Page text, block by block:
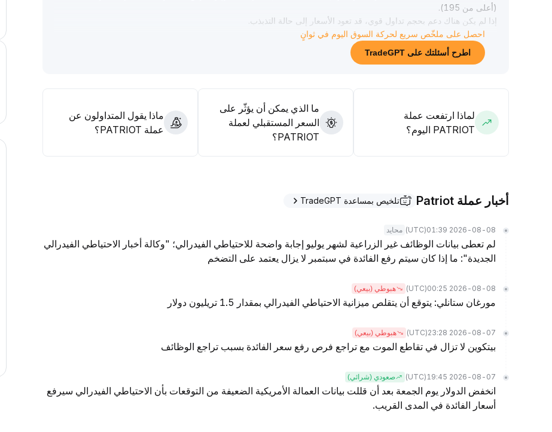
(أعلى من 195)
.
إذا لم يكن هناك دعم بحجم تداول قوي، قد تعود الأسعار إلى حالة التذبذب
يُنصح متداولو الموجات بالتحلي بالمرونة ووضع حدود صارمة للخسارة؛ وعلى مستثمري المدى المتوسط والطويل التركيز على
بناء المراكز تدريجيًا وجني الأرباح بشكل ديناميكي، وتعزيز إدارة المخاطر لمواجهة تقلبات وتراجعات السوق
احصل على ملخّص سريع لحركة السوق اليوم في ثوانٍ
اطرح أسئلتك على TradeGPT
لماذا ارتفعت عملة
PATRIOT اليوم؟
ما الذي يمكن أن يؤثّر على
السعر المستقبلي لعملة
PATRIOT؟
ماذا يقول المتداولون عن
عملة PATRIOT؟
أخبار عملة Patriot تلخيص بمساعدة TradeGPT
2026-08-08 01:39
(UTC) محايد
لم تعطى بيانات الوظائف غير الزراعية لشهر يوليو إجابة واضحة للاحتياطي الفيدرالي؛ "وكالة أخبار الاحتياطي الفيدرالي
الجديدة": ما إذا كان سيتم رفع الفائدة في سبتمبر لا يزال يعتمد على التضخم
2026-08-08 00:25
(UTC) هبوطي (بيعي)
مورغان ستانلي: يتوقع أن يتقلص ميزانية الاحتياطي الفيدرالي بمقدار 1.5 تريليون دولار
2026-08-07 23:28
(UTC) هبوطي (بيعي)
بيتكوين لا تزال في تقاطع الموت مع تراجع فرص رفع سعر الفائدة بسبب تراجع الوظائف
2026-08-07 19:45
(UTC) صعودي (شرائي)
انخفض الدولار يوم الجمعة بعد أن قللت بيانات العمالة الأمريكية الضعيفة من التوقعات بأن الاحتياطي الفيدرالي سيرفع
أسعار الفائدة في المدى القريب.